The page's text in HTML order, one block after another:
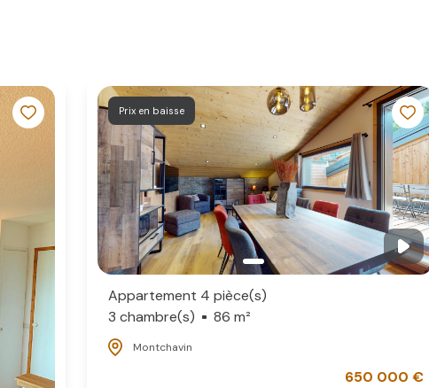
Prix en baisse
Appartement 4 pièce(s)
3 chambre(s)
86 m²
Montchavin
650 000 €